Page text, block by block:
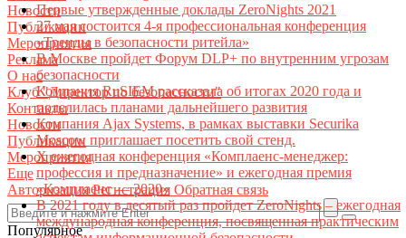
Новости
Публикации
Мероприятия
Реклама
О нас
Клуб "Директор по безопасности"
Контакты
Новости
Публикации
Мероприятия
Еще
АвторизацияРегистрация Обратная связь
Популярное
Первые утвержденные доклады ZeroNights 2021
27 мая состоится 4-я профессиональная конференция
«Тренды в безопасности ритейла»
В Москве пройдет Форум DLP+ по внутренним угрозам
безопасности
Компания RuSIEM рассказала об итогах 2020 года и
поделилась планами дальнейшего развития
Компания Ajax Systems, в рамках выставки Securika
Moscow приглашает посетить свой стенд.
X ежегодная конференция «Комплаенс-менеджер:
профессия и предназначение» и ежегодная премия
«Комплаенс — 2020»
В 2021 году в десятый раз пройдет ZeroNights – ежегодная
международная конференция, посвященная практическим